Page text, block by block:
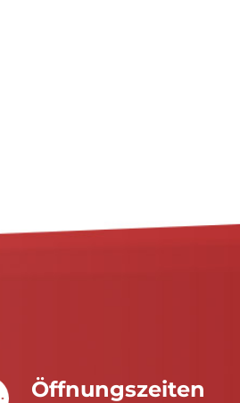
Öffnungszeiten